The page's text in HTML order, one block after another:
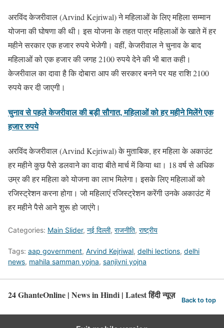
अरविंद केजरीवाल (Arvind Kejriwal) ने महिलाओं के लिए महिला सम्मान
योजना की घोषणा की थी। इस योजना के तहत पात्र महिलाओं के खाते में हर
महीने सरकार एक हजार रुपये भेजेगी। वहीं, केजरीवाल ने चुनाव के बाद
महिलाओं को एक हजार की जगह 2100 रुपये देने की भी बात कही।
केजरीवाल का दावा है कि दोबारा आप की सरकार बनने पर यह राशि 2100
रुपये कर दी जाएगी।
चुनाव से पहले केजरीवाल की बड़ी सौगात, महिलाओं को हर महीने मिलेंगे एक
हजार रुपये
अरविंद केजरीवाल (Arvind Kejriwal) के मुताबिक, हर महिला के अकाउंट
हर महीने कुछ पैसे डलवाने का वादा बीते मार्च में किया था। 18 वर्ष से अधिक
उम्र की हर महिला को योजना का लाभ मिलेगा। इसके लिए महिलाओं को
रजिस्ट्रेशन करना होगा। जो महिलाएं रजिस्ट्रेशन करेंगी उनके अकाउंट में
हर महीने पैसे आने शुरू हो जाएंगे।
Categories: Main Slider, नई दिल्ली, राजनीति, राष्ट्रीय
Tags: aap government, Arvind Kejriwal, delhi lections, delhi
news, mahila samman yojna, sanjivni yojna
24 GhanteOnline | News in Hindi | Latest हिंदी न्यूज़ Back to top